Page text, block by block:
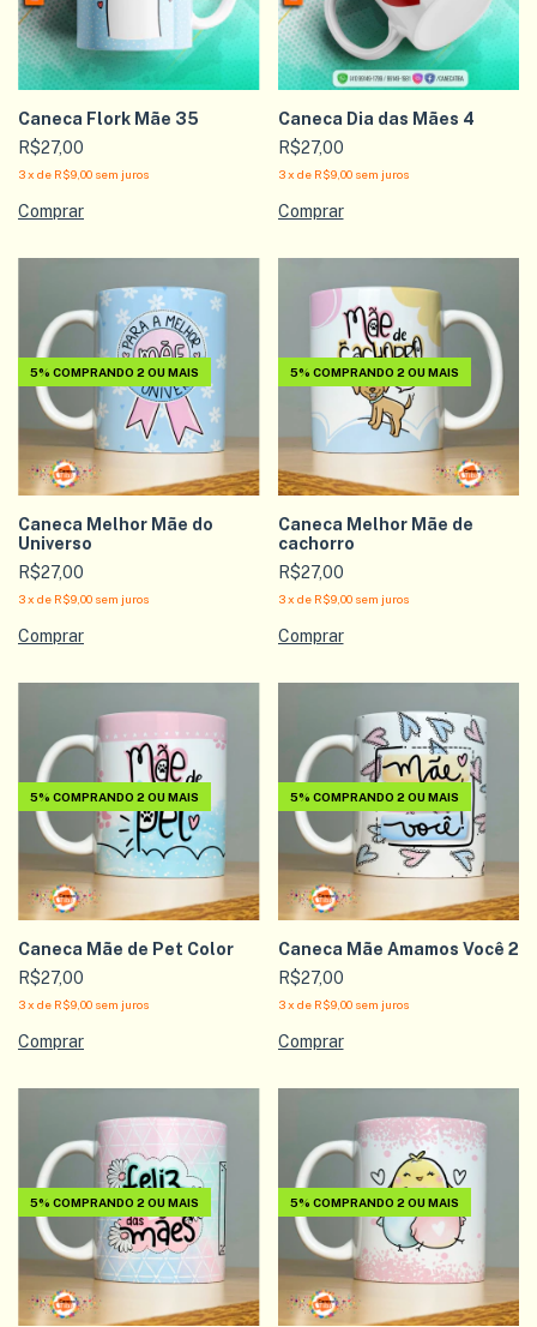
Caneca Flork Mãe 35
R$27,00
3x de R$9,00 sem juros
Caneca Dia das Mães 4
R$27,00
3 x de R$9,00 sem juros
5% COMPRANDO 2 OU MAIS
Caneca Melhor Mãe do
Universo
R$27,00
3x de R$9,00 sem juros
5% COMPRANDO 2 OU MAIS
Caneca Melhor Mãe de
cachorro
R$27,00
3 x de R$9,00 sem juros
5% COMPRANDO 2 OU MAIS
Caneca Mãe de Pet Color
R$27,00
3x de R$9,00 sem juros
5% COMPRANDO 2 OU MAIS
Caneca Mãe Amamos Você 2
R$27,00
3 x de R$9,00 sem juros
5% COMPRANDO 2 OU MAIS 5% COMPRANDO 2 OU MAIS